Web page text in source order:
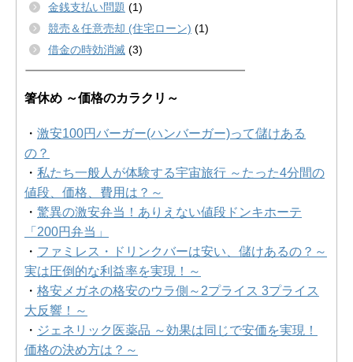
金銭支払い問題 (1)
競売＆任意売却 (住宅ローン) (1)
借金の時効消滅 (3)
箸休め ～価格のカラクリ～
・ 激安100円バーガー(ハンバーガー)って儲けある
の？
・ 私たち一般人が体験する宇宙旅行 ～たった4分間の
値段、価格、費用は？～
・ 驚異の激安弁当！ありえない値段ドンキホーテ
「200円弁当」
・ ファミレス・ドリンクバーは安い、儲けあるの？～
実は圧倒的な利益率を実現！～
・ 格安メガネの格安のウラ側～2プライス 3プライス
大反響！～
・ ジェネリック医薬品 ～効果は同じで安価を実現！
価格の決め方は？～